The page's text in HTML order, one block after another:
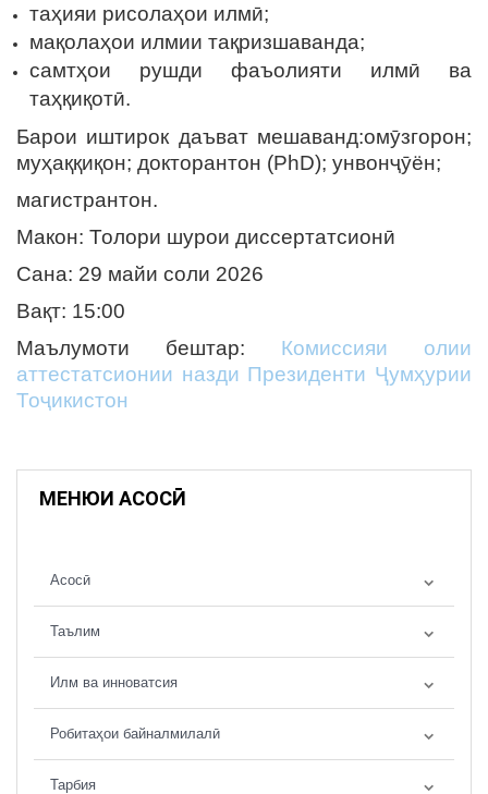
таҳияи рисолаҳои илмӣ;
мақолаҳои илмии тақризшаванда;
самтҳои рушди фаъолияти илмӣ ва
таҳқиқотӣ.
Барои иштирок даъват мешаванд:омӯзгорон;
муҳаққиқон; докторантон (PhD); унвонҷӯён;
магистрантон.
Макон: Толори шурои диссертатсионӣ
Сана: 29 майи соли 2026
Вақт: 15:00
Маълумоти бештар: Комиссияи олии
аттестатсионии назди Президенти Ҷумҳурии
Тоҷикистон
МЕНЮИ АСОСӢ
Асосӣ
Таълим
Илм ва инноватсия
Робитаҳои байналмилалӣ
Тарбия